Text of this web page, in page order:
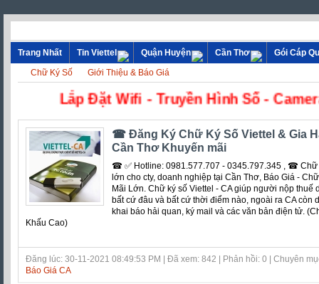
Trang Nhất Tin Viettel Quận Huyện Cần Thơ
Gói Cáp
Chữ Ký Số
Giới Thiệu & Báo Giá
Lắp Đặt Wifi - Truyền Hình Số -
☎ Đăng Ký Chữ Ký Số Viettel & Gia
Cần Thơ Khuyến mãi
☎ ✅‎ Hotline: 0981.577.707 - 0345.797.345 , ☎ Chữ
lớn cho cty, doanh nghiệp tại Cần Thơ, Báo Giá -
Mãi Lớn. Chữ ký số Viettel - CA giúp người nộp thuế
bất cứ đâu và bất cứ thời điểm nào, ngoài ra CA còn
khai báo hải quan, ký mail và các văn bản điện tử.
Khấu Cao)
Đăng lúc: 30-11-2021 08:49:53 PM | Đã xem: 842 | Phản hồi: 0 | Chuyên
Báo Giá CA